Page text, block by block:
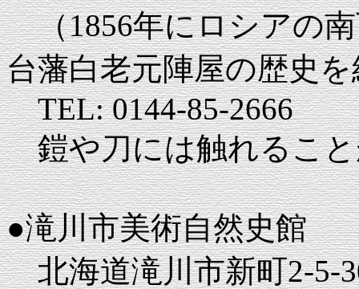
（1856年にロシアの南
台藩白老元陣屋の歴史
TEL: 0144-85-2666
鎧や刀には触れること
●滝川市美術自然史館
北海道滝川市新町2-5-